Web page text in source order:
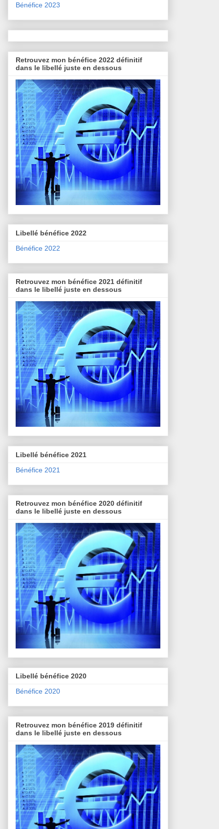
Bénéfice 2023
Retrouvez mon bénéfice 2022 définitif
dans le libellé juste en dessous
Libellé bénéfice 2022
Bénéfice 2022
Retrouvez mon bénéfice 2021 définitif
dans le libellé juste en dessous
Libellé bénéfice 2021
Bénéfice 2021
Retrouvez mon bénéfice 2020 définitif
dans le libellé juste en dessous
Libellé bénéfice 2020
Bénéfice 2020
Retrouvez mon bénéfice 2019 définitif
dans le libellé juste en dessous